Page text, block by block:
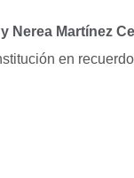
Nerea Martínez
en